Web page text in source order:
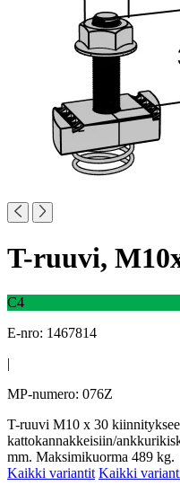
T-ruuvi,
C4
E-nro: 1467814
|
MP-numero: 076Z
T-ruuvi M10 x 30
kattokannakkeisiin/
mm. Maksimikuorma 489 kg.
Kaikki variantit Kaikki